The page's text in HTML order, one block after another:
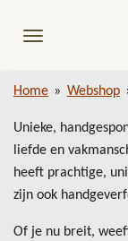
direct
de
Home » Webshop
Unieke,
liefde en
heeft prachtige,
zijn ook
Of je nu breit,